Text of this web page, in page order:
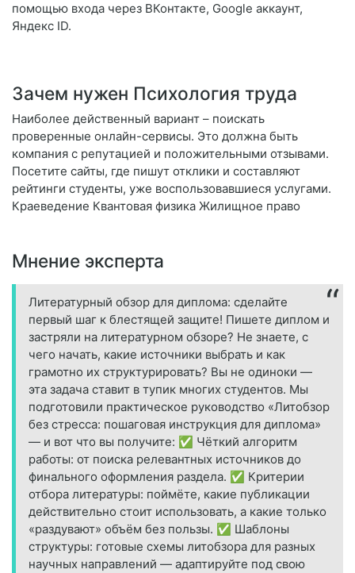
помощью входа через ВКонтакте, Google аккаунт,
Яндекс ID.
Зачем нужен Психология труда
Наиболее действенный вариант – поискать
проверенные онлайн-сервисы. Это должна быть
компания с репутацией и положительными отзывами.
Посетите сайты, где пишут отклики и составляют
рейтинги студенты, уже воспользовавшиеся услугами.
Краеведение Квантовая физика Жилищное право
Мнение эксперта
Литературный обзор для диплома: сделайте
первый шаг к блестящей защите! Пишете диплом и
застряли на литературном обзоре? Не знаете, с
чего начать, какие источники выбрать и как
грамотно их структурировать? Вы не одиноки —
эта задача ставит в тупик многих студентов. Мы
подготовили практическое руководство «Литобзор
без стресса: пошаговая инструкция для диплома»
— и вот что вы получите: ✅ Чёткий алгоритм
работы: от поиска релевантных источников до
финального оформления раздела. ✅ Критерии
отбора литературы: поймёте, какие публикации
действительно стоит использовать, а какие только
«раздувают» объём без пользы. ✅ Шаблоны
структуры: готовые схемы литобзора для разных
научных направлений — адаптируйте под свою